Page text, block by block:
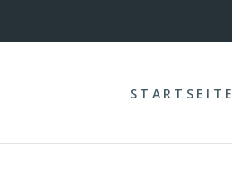
STARTSEITE